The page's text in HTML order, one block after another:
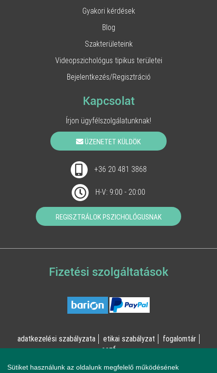
Gyakori kérdések
Blog
Szakterületeink
Videopszichológus tipikus területei
Bejelentkezés/Regisztráció
Kapcsolat
Írjon ügyfélszolgálatunknak!
ÜZENETET KÜLDÖK
+36 20 481 3868
H-V: 9:00 - 20:00
REGISZTRÁLOK PSZICHOLÓGUSNAK
Fizetési szolgáltatások
adatkezelési szabályzata etikai szabályzat
fogalomtár
aszf
Sütiket használunk az oldalunk megfelelő működésének